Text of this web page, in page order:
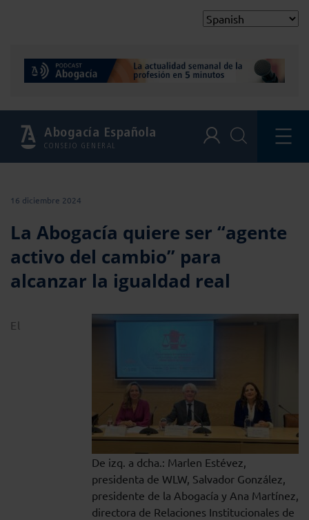
Abogacía Española
CONSEJO GENERAL
16 diciembre 2024
La Abogacía quiere ser “agente
activo del cambio” para
alcanzar la igualdad real
De izq. a dcha.: Marlen Estévez,
presidenta de WLW, Salvador González,
presidente de la Abogacía y Ana Martínez,
directora de Relaciones Institucionales de
El